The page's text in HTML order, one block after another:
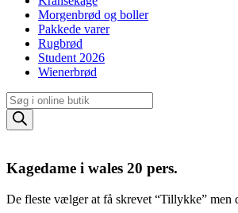
Morgenbrød og boller
Pakkede varer
Rugbrød
Student 2026
Wienerbrød
Products
search
Kagedame i wales 20 pers.
De fleste vælger at få skrevet “Tillykke” men